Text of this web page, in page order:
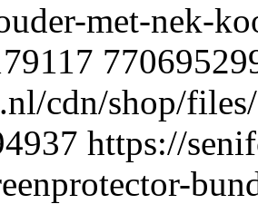
met-nek-
cdn/shop/
https://